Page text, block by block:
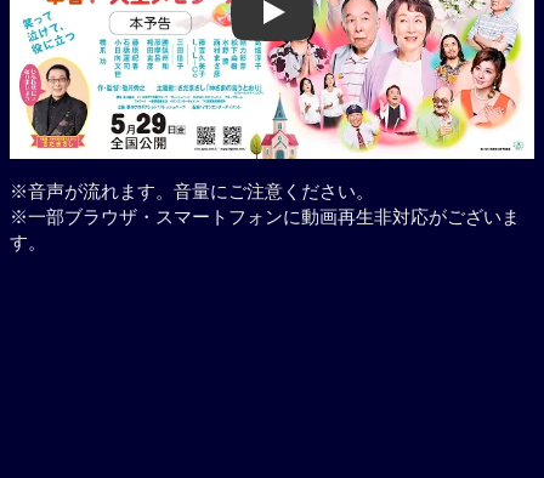
Play
※音声が流れます。音量にご注意ください。
※一部ブラウザ・スマートフォンに動画再生非対応がございま
す。